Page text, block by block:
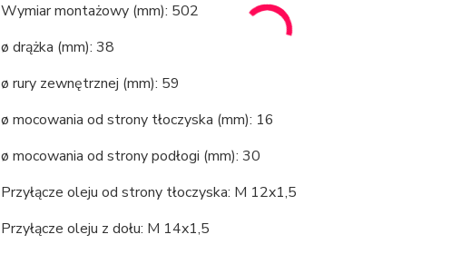
Wymiar montażowy (mm): 502
ø drążka (mm): 38
ø rury zewnętrznej (mm): 59
ø mocowania od strony tłoczyska (mm): 16
ø mocowania od strony podłogi (mm): 30
Przyłącze oleju od strony tłoczyska: M 12x1,5
Przyłącze oleju z dołu: M 14x1,5